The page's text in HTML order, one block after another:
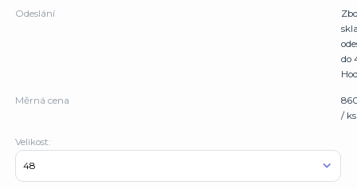
Odeslání
do
Měrná cena
/ ks
Velikost: